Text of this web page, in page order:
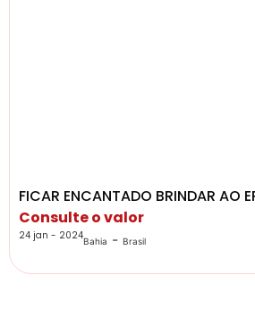
FICAR ENCANTADO BRINDAR AO
Consulte o valor
24 jan - 2024Bahia - Brasil